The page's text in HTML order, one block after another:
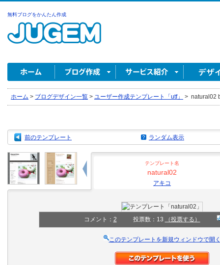
無料ブログをかんたん作成
ホーム > ブログデザイン一覧 > ユーザー作成テンプレート「utf」 > natural02
前のテンプレート ランダム表示
テンプレート名
natural02
アキコ
コメント： 2 投票数：13 （投票する）
このテンプレートを新規ウィンドウで開